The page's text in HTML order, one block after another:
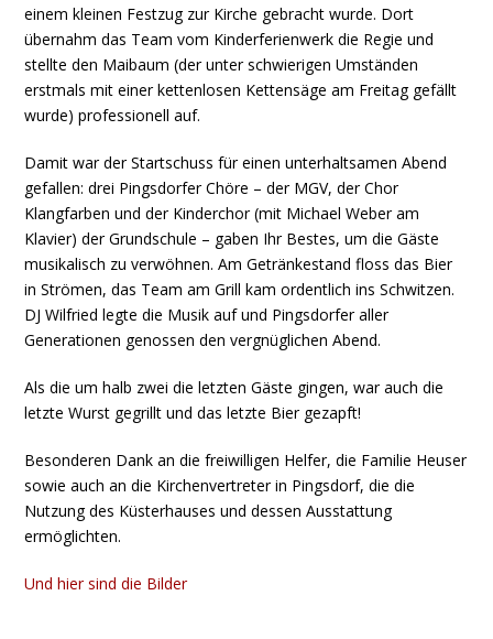
einem kleinen Festzug zur Kirche gebracht wurde. Dort
übernahm das Team vom Kinderferienwerk die Regie und
stellte den Maibaum (der unter schwierigen Umständen
erstmals mit einer kettenlosen Kettensäge am Freitag gefällt
wurde) professionell auf.
Damit war der Startschuss für einen unterhaltsamen Abend
gefallen: drei Pingsdorfer Chöre – der MGV, der Chor
Klangfarben und der Kinderchor (mit Michael Weber am
Klavier) der Grundschule – gaben Ihr Bestes, um die Gäste
musikalisch zu verwöhnen. Am Getränkestand floss das Bier
in Strömen, das Team am Grill kam ordentlich ins Schwitzen.
DJ Wilfried legte die Musik auf und Pingsdorfer aller
Generationen genossen den vergnüglichen Abend.
Als die um halb zwei die letzten Gäste gingen, war auch die
letzte Wurst gegrillt und das letzte Bier gezapft!
Besonderen Dank an die freiwilligen Helfer, die Familie Heuser
sowie auch an die Kirchenvertreter in Pingsdorf, die die
Nutzung des Küsterhauses und dessen Ausstattung
ermöglichten.
Und hier sind die Bilder